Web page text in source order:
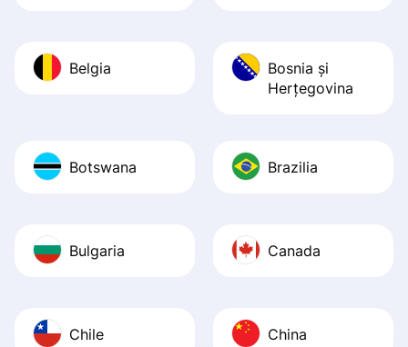
Belgia
Bosnia şi
Herţegovina
Botswana Brazilia
Bulgaria Canada
Chile China